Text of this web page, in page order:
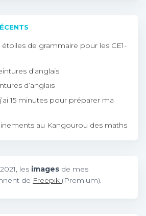
étoiles de grammaire pour les CE1-
d’anglais
d’anglais
15 minutes pour préparer ma
au Kangourou des maths
les images de mes
de Freepik (Premium).